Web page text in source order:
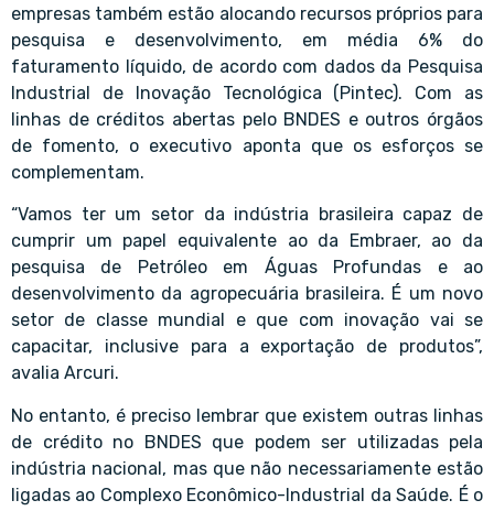
empresas também estão alocando recursos próprios para
pesquisa e desenvolvimento, em média 6% do
faturamento líquido, de acordo com dados da Pesquisa
Industrial de Inovação Tecnológica (Pintec). Com as
linhas de créditos abertas pelo BNDES e outros órgãos
de fomento, o executivo aponta que os esforços se
complementam.
“Vamos ter um setor da indústria brasileira capaz de
cumprir um papel equivalente ao da Embraer, ao da
pesquisa de Petróleo em Águas Profundas e ao
desenvolvimento da agropecuária brasileira. É um novo
setor de classe mundial e que com inovação vai se
capacitar, inclusive para a exportação de produtos”,
avalia Arcuri.
No entanto, é preciso lembrar que existem outras linhas
de crédito no BNDES que podem ser utilizadas pela
indústria nacional, mas que não necessariamente estão
ligadas ao Complexo Econômico-Industrial da Saúde. É o